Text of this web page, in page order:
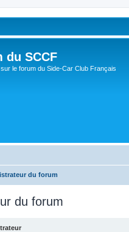
du SCCF
le forum du Side-Car Club Français
du forum
du forum